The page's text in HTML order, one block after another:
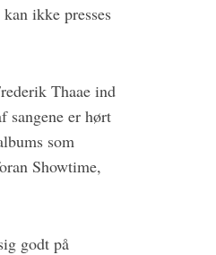
ikke presses
Thaae ind
sangene er hørt
som
Showtime,
godt på